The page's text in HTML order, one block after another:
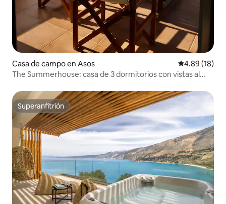
Casa de campo en Asos Calificación
4.89 (18)
The Summerhouse: casa de 3 dormitorios con vistas al
Superanfitrión
Superanfitrión